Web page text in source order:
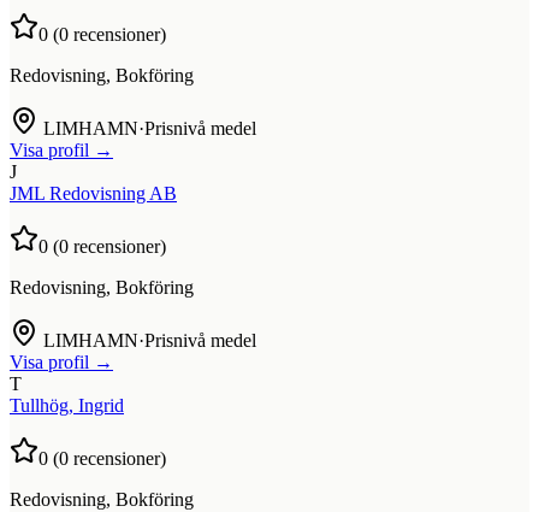
0 (0 recensioner)
Redovisning, Bokföring
LIMHAMN·Prisnivå medel
Visa profil →
J
JML Redovisning AB
0 (0 recensioner)
Redovisning, Bokföring
LIMHAMN·Prisnivå medel
Visa profil →
T
Tullhög, Ingrid
0 (0 recensioner)
Redovisning, Bokföring